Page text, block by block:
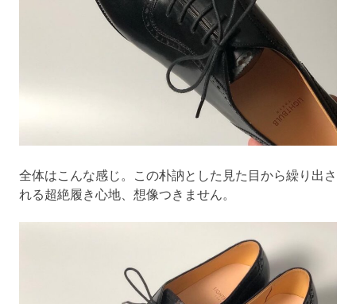
全体はこんな感じ。この朴訥とした見た目から繰り出さ
れる超絶履き心地、想像つきません。